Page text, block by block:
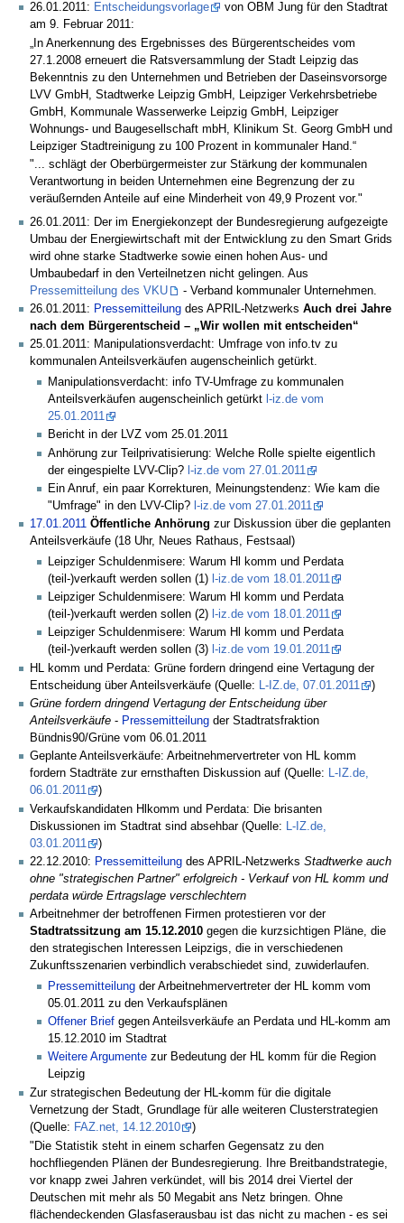
26.01.2011: Entscheidungsvorlage
von OBM Jung für den Stadtrat
am 9. Februar 2011:
„In Anerkennung des Ergebnisses des Bürgerentscheides vom
27.1.2008 erneuert die Ratsversammlung der Stadt Leipzig das
Bekenntnis zu den Unternehmen und Betrieben der Daseinsvorsorge
LVV GmbH, Stadtwerke Leipzig GmbH, Leipziger Verkehrsbetriebe
GmbH, Kommunale Wasserwerke Leipzig GmbH, Leipziger
Wohnungs- und Baugesellschaft mbH, Klinikum St. Georg GmbH und
Leipziger Stadtreinigung zu 100 Prozent in kommunaler Hand.“
"... schlägt der Oberbürgermeister zur Stärkung der kommunalen
Verantwortung in beiden Unternehmen eine Begrenzung der zu
veräußernden Anteile auf eine Minderheit von 49,9 Prozent vor."
26.01.2011: Der im Energiekonzept der Bundesregierung aufgezeigte
Umbau der Energiewirtschaft mit der Entwicklung zu den Smart Grids
wird ohne starke Stadtwerke sowie einen hohen Aus- und
Umbaubedarf in den Verteilnetzen nicht gelingen. Aus
Pressemitteilung des VKU
- Verband kommunaler Unternehmen.
26.01.2011: Pressemitteilung des APRIL-Netzwerks Auch drei Jahre
nach dem Bürgerentscheid – „Wir wollen mit entscheiden“
25.01.2011: Manipulationsverdacht: Umfrage von info.tv zu
kommunalen Anteilsverkäufen augenscheinlich getürkt.
Manipulationsverdacht: info TV-Umfrage zu kommunalen
Anteilsverkäufen augenscheinlich getürkt l-iz.de vom
25.01.2011
Bericht in der LVZ vom 25.01.2011
Anhörung zur Teilprivatisierung: Welche Rolle spielte eigentlich
der eingespielte LVV-Clip? l-iz.de vom 27.01.2011
Ein Anruf, ein paar Korrekturen, Meinungstendenz: Wie kam die
"Umfrage" in den LVV-Clip? l-iz.de vom 27.01.2011
17.01.2011 Öffentliche Anhörung zur Diskussion über die geplanten
Anteilsverkäufe (18 Uhr, Neues Rathaus, Festsaal)
Leipziger Schuldenmisere: Warum Hl komm und Perdata
(teil-)verkauft werden sollen (1) l-iz.de vom 18.01.2011
Leipziger Schuldenmisere: Warum Hl komm und Perdata
(teil-)verkauft werden sollen (2) l-iz.de vom 18.01.2011
Leipziger Schuldenmisere: Warum Hl komm und Perdata
(teil-)verkauft werden sollen (3) l-iz.de vom 19.01.2011
HL komm und Perdata: Grüne fordern dringend eine Vertagung der
Entscheidung über Anteilsverkäufe (Quelle:
L-IZ.de, 07.01.2011
)
Grüne fordern dringend Vertagung der Entscheidung über
Anteilsverkäufe - Pressemitteilung der Stadtratsfraktion
Bündnis90/Grüne vom 06.01.2011
Geplante Anteilsverkäufe: Arbeitnehmervertreter von HL komm
fordern Stadträte zur ernsthaften Diskussion auf (Quelle: L-IZ.de,
06.01.2011
)
Verkaufskandidaten Hlkomm und Perdata: Die brisanten
Diskussionen im Stadtrat sind absehbar (Quelle:
L-IZ.de,
03.01.2011
)
22.12.2010: Pressemitteilung des APRIL-Netzwerks Stadtwerke auch
ohne "strategischen Partner" erfolgreich - Verkauf von HL komm und
perdata würde Ertragslage verschlechtern
Arbeitnehmer der betroffenen Firmen protestieren vor der
Stadtratssitzung am 15.12.2010 gegen die kurzsichtigen Pläne, die
den strategischen Interessen Leipzigs, die in verschiedenen
Zukunftsszenarien verbindlich verabschiedet sind, zuwiderlaufen.
Pressemitteilung der Arbeitnehmervertreter der HL komm vom
05.01.2011 zu den Verkaufsplänen
Offener Brief gegen Anteilsverkäufe an Perdata und HL-komm am
15.12.2010 im Stadtrat
Weitere Argumente zur Bedeutung der HL komm für die Region
Leipzig
Zur strategischen Bedeutung der HL-komm für die digitale
Vernetzung der Stadt, Grundlage für alle weiteren Clusterstrategien
(Quelle: FAZ.net, 14.12.2010
)
"Die Statistik steht in einem scharfen Gegensatz zu den
hochfliegenden Plänen der Bundesregierung. Ihre Breitbandstrategie,
vor knapp zwei Jahren verkündet, will bis 2014 drei Viertel der
Deutschen mit mehr als 50 Megabit ans Netz bringen. Ohne
flächendeckenden Glasfaserausbau ist das nicht zu machen - es sei